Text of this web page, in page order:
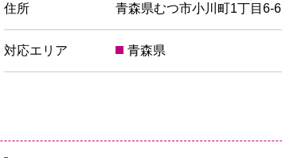
住所 青森県むつ市小川町1丁目6-6
対応エリア 青森県